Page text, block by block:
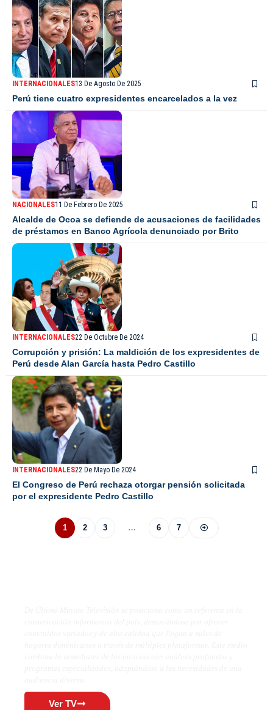
INTERNACIONALES13 De Agosto De 2025
Perú tiene cuatro expresidentes encarcelados a la vez
NACIONALES11 De Febrero De 2025
Alcalde de Ocoa se defiende de acusaciones de facilidades
de préstamos en Banco Agrícola denunciado por Brito
INTERNACIONALES22 De Octubre De 2024
Corrupción y prisión: La maldición de los expresidentes de
Perú desde Alan García hasta Pedro Castillo
INTERNACIONALES22 De Mayo De 2024
El Congreso de Perú rechaza otorgar pensión solicitada
por el expresidente Pedro Castillo
1 2 3 … 6 7
Ver TV